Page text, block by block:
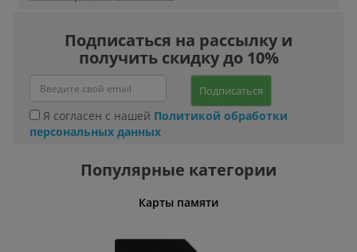
Подписаться на рассылку и
получить скидку до 10%
Подписаться
Я согласен с нашей Политикой обработки
персональных данных
Популярные категории
Карты памяти